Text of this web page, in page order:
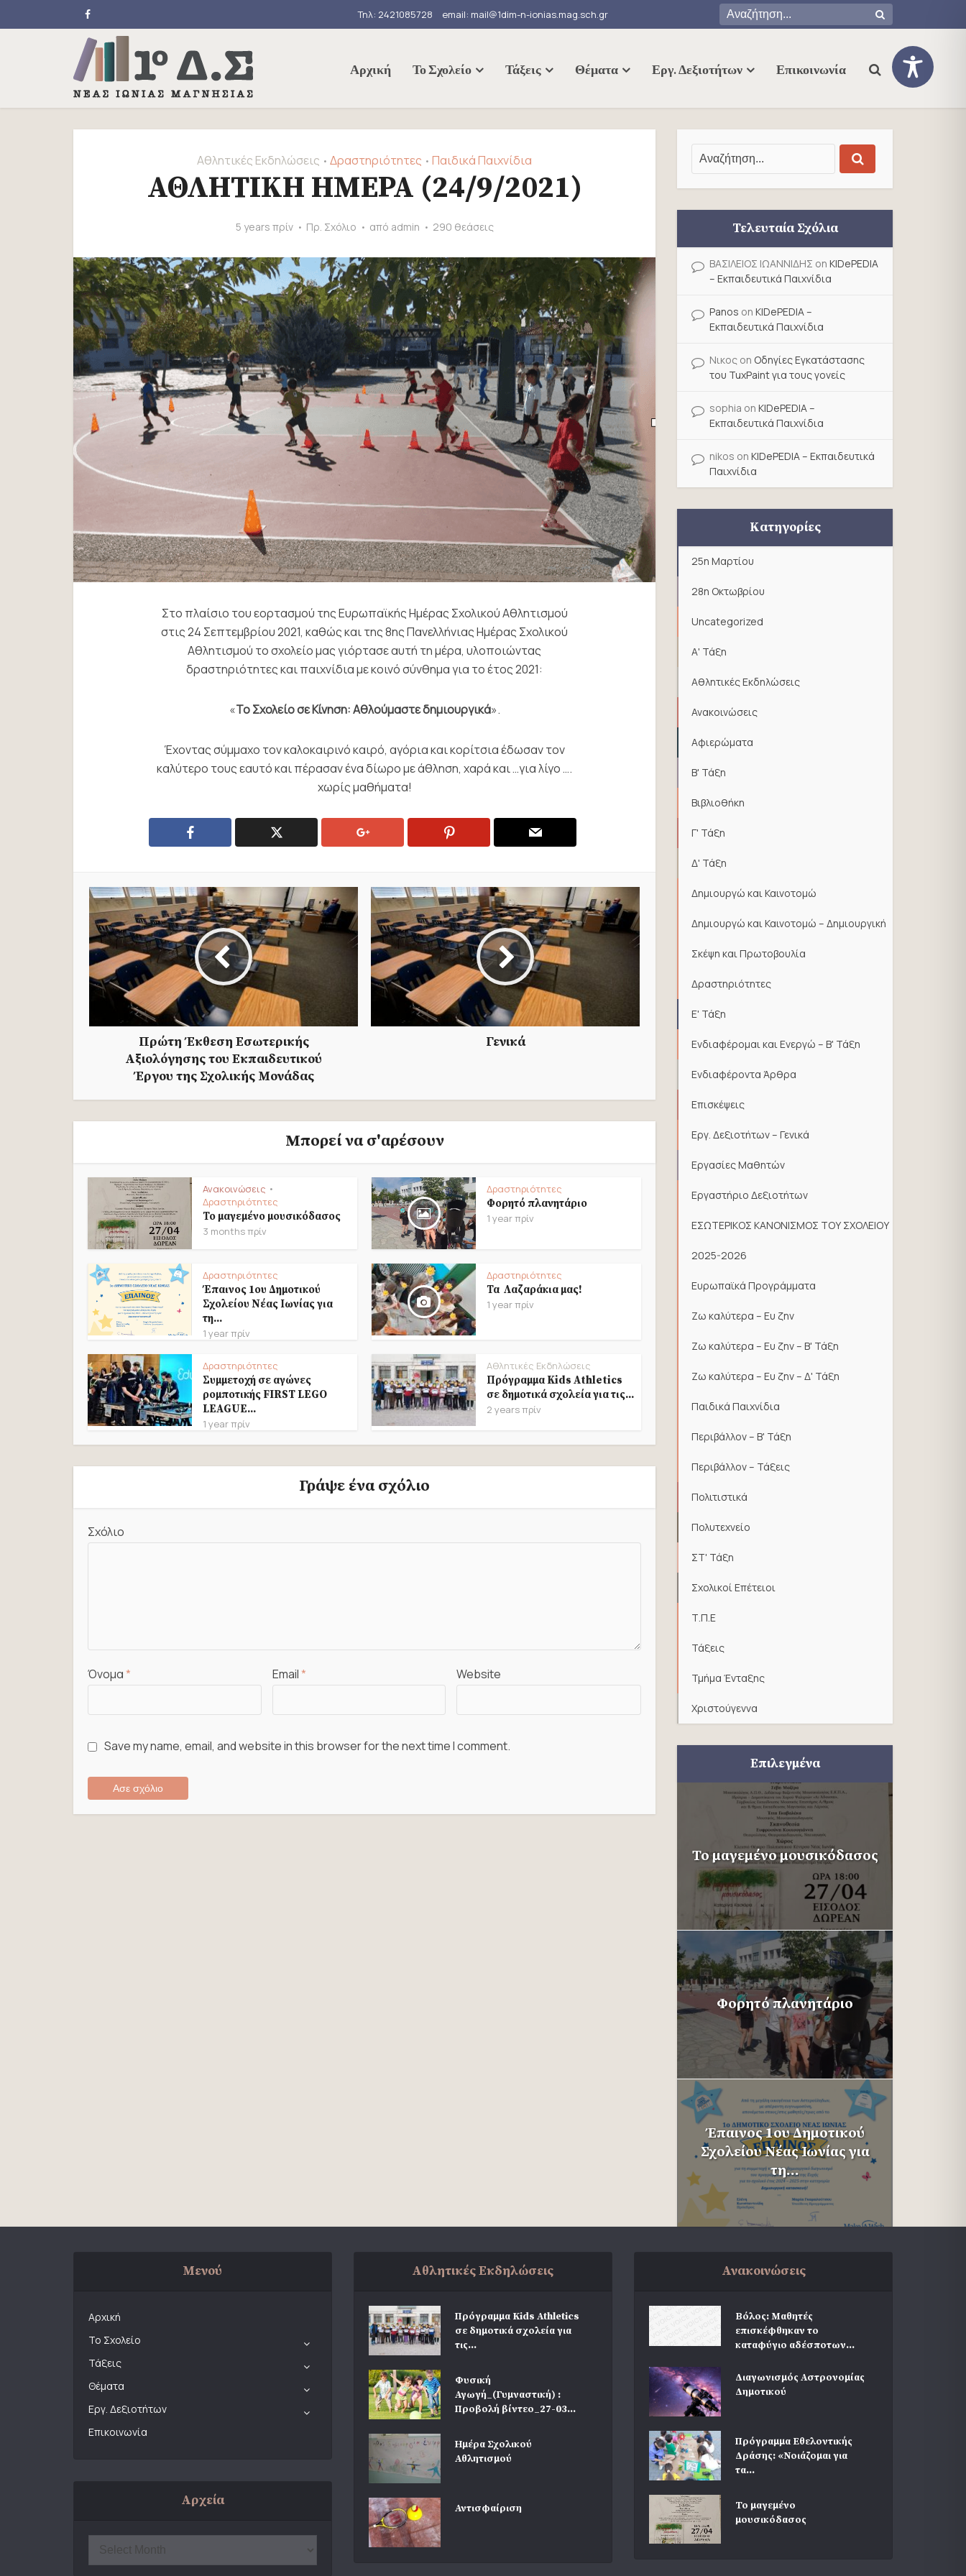
Τηλ: 2421085728 email: mail@1dim-n-ionias.mag.sch.gr
Αρχική Το Σχολείο Τάξεις Θέματα Εργ. Δεξιοτήτων Επικοινωνία
Αθλητικές Εκδηλώσεις • Δραστηριότητες • Παιδικά Παιχνίδια
ΑΘΛΗΤΙΚΗ ΗΜΕΡΑ (24/9/2021)
5 years πρίν Πρ. Σχόλιο από admin 290 θεάσεις
Στο πλαίσιο του εορτασμού της Ευρωπαϊκής Ημέρας Σχολικού Αθλητισμού
στις 24 Σεπτεμβρίου 2021, καθώς και της 8ης Πανελλήνιας Ημέρας Σχολικού
Αθλητισμού το σχολείο μας γιόρτασε αυτή τη μέρα, υλοποιώντας
δραστηριότητες και παιχνίδια με κοινό σύνθημα για το έτος 2021:
«Το Σχολείο σε Κίνηση: Αθλούμαστε δημιουργικά».
Έχοντας σύμμαχο τον καλοκαιρινό καιρό, αγόρια και κορίτσια έδωσαν τον
καλύτερο τους εαυτό και πέρασαν ένα δίωρο με άθληση, χαρά και …για λίγο ….
χωρίς μαθήματα!
Πρώτη Έκθεση Εσωτερικής
Αξιολόγησης του Εκπαιδευτικού
Έργου της Σχολικής Μονάδας
Γενικά
Μπορεί να σ'αρέσουν
Ανακοινώσεις •
Δραστηριότητες
Το μαγεμένο μουσικόδασος
3 months πρίν
Δραστηριότητες
Φορητό πλανητάριο
1 year πρίν
Δραστηριότητες
Έπαινος 1ου Δημοτικού
Σχολείου Νέας Ιωνίας για
τη...
1 year πρίν
Δραστηριότητες
Τα Λαζαράκια μας!
1 year πρίν
Δραστηριότητες
Συμμετοχή σε αγώνες
ρομποτικής FIRST LEGO
LEAGUE...
1 year πρίν
Αθλητικές Εκδηλώσεις
Πρόγραμμα Kids Athletics
σε δημοτικά σχολεία για τις...
2 years πρίν
Γράψε ένα σχόλιο
Σχόλιο
Όνομα* Email* Website
Save my name, email, and website in this browser for the next time I comment.
Τελευταία Σχόλια
ΒΑΣΙΛΕΙΟΣ ΙΩΑΝΝΙΔΗΣ on KIDePEDIA
– Εκπαιδευτικά Παιχνίδια
Panos on KIDePEDIA –
Εκπαιδευτικά Παιχνίδια
Νικος on Οδηγίες Εγκατάστασης
του TuxPaint για τους γονείς
sophia on KIDePEDIA –
Εκπαιδευτικά Παιχνίδια
nikos on KIDePEDIA – Εκπαιδευτικά
Παιχνίδια
Κατηγορίες
25η Μαρτίου
28η Οκτωβρίου
Uncategorized
Α' Τάξη
Αθλητικές Εκδηλώσεις
Ανακοινώσεις
Αφιερώματα
Β' Τάξη
Βιβλιοθήκη
Γ' Τάξη
Δ' Τάξη
Δημιουργώ και Καινοτομώ
Δημιουργώ και Καινοτομώ – Δημιουργική
Σκέψη και Πρωτοβουλία
Δραστηριότητες
Ε' Τάξη
Ενδιαφέρομαι και Ενεργώ – Β' Τάξη
Ενδιαφέροντα Άρθρα
Επισκέψεις
Εργ. Δεξιοτήτων – Γενικά
Εργασίες Μαθητών
Εργαστήριο Δεξιοτήτων
ΕΣΩΤΕΡΙΚΟΣ ΚΑΝΟΝΙΣΜΟΣ ΤΟΥ ΣΧΟΛΕΙΟΥ
2025-2026
Ευρωπαϊκά Προγράμματα
Ζω καλύτερα – Ευ ζην
Ζω καλύτερα – Ευ ζην – Β' Τάξη
Ζω καλύτερα – Ευ ζην – Δ' Τάξη
Παιδικά Παιχνίδια
Περιβάλλον – Β' Τάξη
Περιβάλλον – Τάξεις
Πολιτιστικά
Πολυτεχνείο
ΣΤ' Τάξη
Σχολικοί Επέτειοι
Τ.Π.Ε
Τάξεις
Τμήμα Ένταξης
Χριστούγεννα
Επιλεγμένα
Το μαγεμένο μουσικόδασος
Φορητό πλανητάριο
Έπαινος 1ου Δημοτικού
Σχολείου Νέας Ιωνίας για
τη...
Μενού
Αρχική
Το Σχολείο
Τάξεις
Θέματα
Εργ. Δεξιοτήτων
Επικοινωνία
Αρχεία
Αθλητικές Εκδηλώσεις
Πρόγραμμα Kids Athletics
σε δημοτικά σχολεία για
τις...
Φυσική
Αγωγή_(Γυμναστική) :
Προβολή βίντεο_27-03...
Ημέρα Σχολικού
Αθλητισμού
Αντισφαίριση
Ανακοινώσεις
Βόλος: Μαθητές
επισκέφθηκαν το
καταφύγιο αδέσποτων...
Διαγωνισμός Αστρονομίας
Δημοτικού
Πρόγραμμα Εθελοντικής
Δράσης: «Νοιάζομαι για
τα...
Το μαγεμένο
μουσικόδασος